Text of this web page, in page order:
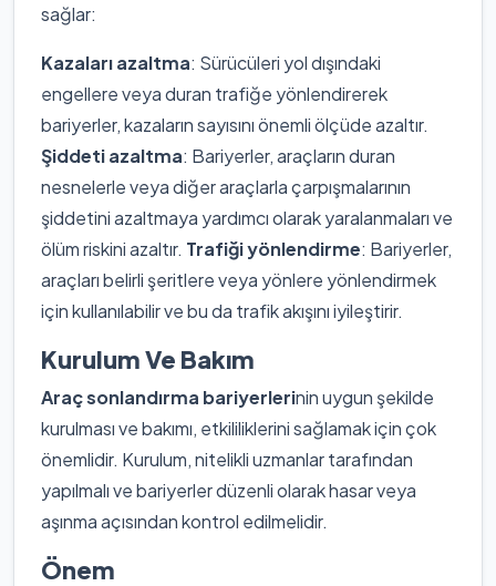
sağlar:
Kazaları azaltma: Sürücüleri yol dışındaki
engellere veya duran trafiğe yönlendirerek
bariyerler, kazaların sayısını önemli ölçüde azaltır.
Şiddeti azaltma: Bariyerler, araçların duran
nesnelerle veya diğer araçlarla çarpışmalarının
şiddetini azaltmaya yardımcı olarak yaralanmaları ve
ölüm riskini azaltır. Trafiği yönlendirme: Bariyerler,
araçları belirli şeritlere veya yönlere yönlendirmek
için kullanılabilir ve bu da trafik akışını iyileştirir.
Kurulum Ve Bakım
Araç sonlandırma bariyerlerinin uygun şekilde
kurulması ve bakımı, etkililiklerini sağlamak için çok
önemlidir. Kurulum, nitelikli uzmanlar tarafından
yapılmalı ve bariyerler düzenli olarak hasar veya
aşınma açısından kontrol edilmelidir.
Önem